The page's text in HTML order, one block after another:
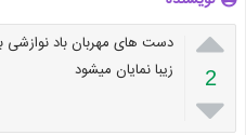

2

دست های مهربان باد
زیبا نمایان میشود